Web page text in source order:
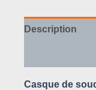
Description
Casque de